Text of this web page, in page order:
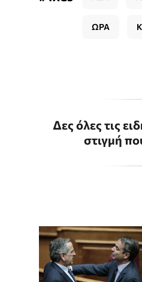
ΩΡΑ
Δες όλες τις
στιγμή